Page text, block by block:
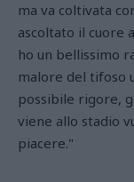
ma va coltivata
ascoltato il cuore
ho un bellissimo
malore del tifoso
possibile rigore,
viene allo stadio
piacere."